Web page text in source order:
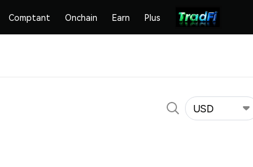
Comptant Onchain Earn Plus
USD